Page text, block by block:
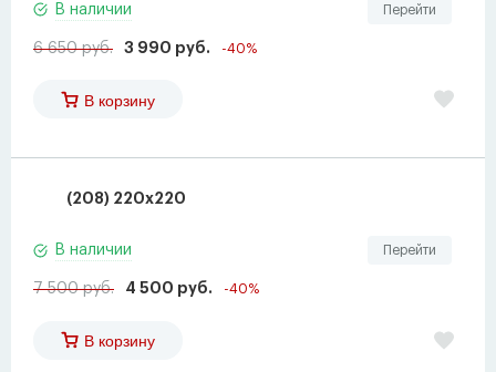
Перейти
В наличии
6 650 руб. 3 990 руб. -40%
В корзину
(208) 220x220
Перейти
В наличии
7 500 руб. 4 500 руб. -40%
В корзину